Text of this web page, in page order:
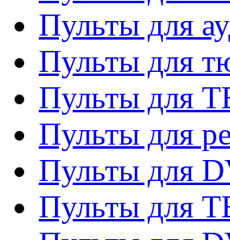
Пульты для
Пульты для
Пульты для
Пульты для
Пульты для
Пульты для